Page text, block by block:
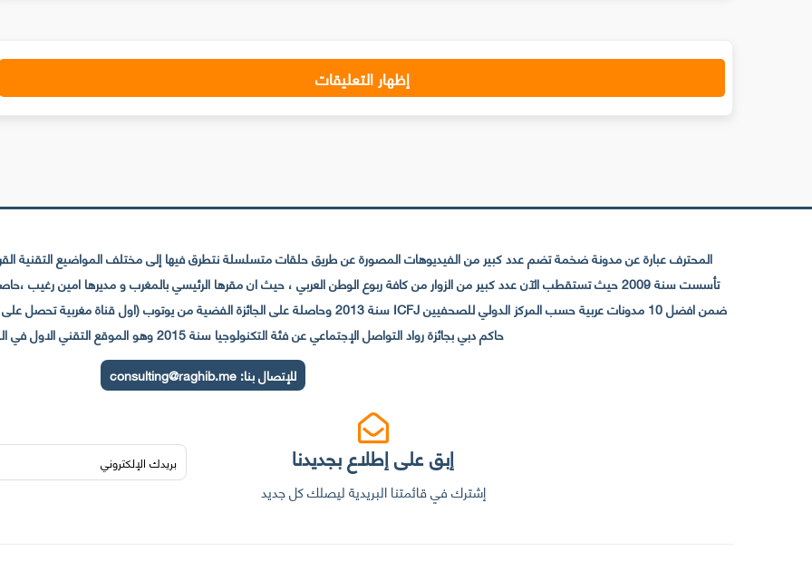
إظهار التعليقات
المحترف عبارة عن مدونة ضخمة تضم عدد كبير من الفيديوهات المصورة عن طريق حلقات متسلسلة نتطرق فيها إلى مختلف المواضيع التقنية
حاكم دبي بجائزة رواد التواصل الإجتماعي عن فئة التكنولوجيا سنة 2015 وهو الموقع التقني الاول في المغرب والعالم العربي
للإتصال بنا:consulting@raghib.me
إبق على إطلاع بجديدنا
إشترك في قائمتنا البريدية ليصلك كل جديد